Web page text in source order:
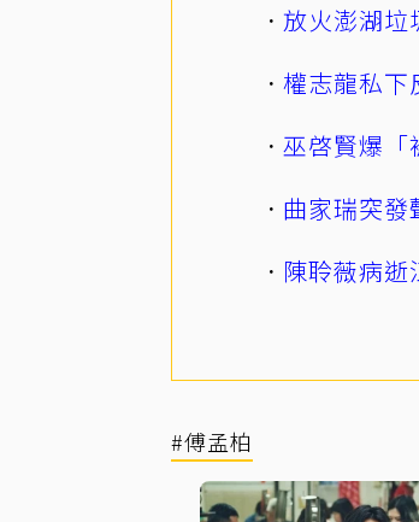
放火澎湖垃
權志龍私下
巫啓賢爆「
曲家瑞突
陳聆薇病
#傅孟柏